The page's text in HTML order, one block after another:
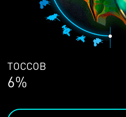
ЛЮДЕЙ
68%